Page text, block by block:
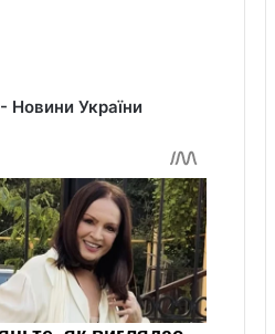
- Новини України